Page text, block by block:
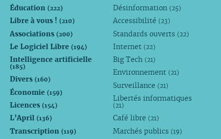
Éducation (222)
Libre à vous ! (210)
Associations (200)
Le Logiciel Libre (194)
Intelligence artificielle
(185)
Divers (160)
Économie (159)
Licences (154)
L’April (136)
Transcription (119)
Désinformation (25)
Accessibilité (23)
Standards ouverts (22)
Internet (22)
Big Tech (21)
Environnement (21)
Surveillance (21)
Libertés informatiques
(21)
Café libre (21)
Marchés publics (19)